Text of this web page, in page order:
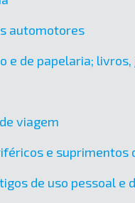
automotores
e de papelaria;
viagem
e suprimentos
de uso pessoal